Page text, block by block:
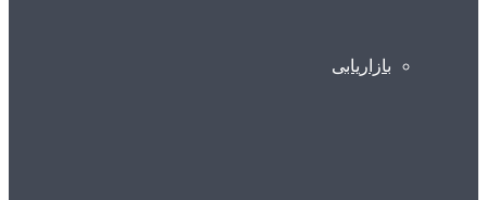
بازاریابی